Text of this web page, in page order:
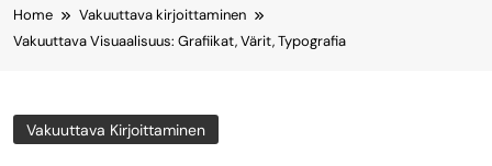
Home
Vakuuttava kirjoittaminen
Vakuuttava Visuaalisuus: Grafiikat, Värit, Typografia
Vakuuttava Kirjoittaminen